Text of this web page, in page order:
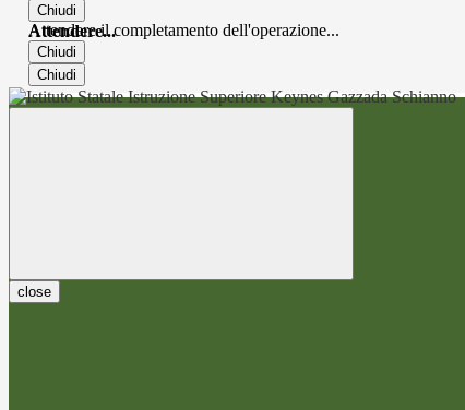
Chiudi
Attendere...
Attendere il completamento dell'operazione...
Chiudi
Chiudi
close